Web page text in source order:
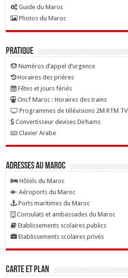
Guide du Maroc
Photos du Maroc
Pratique
Numéros d’appel d’urgence
Horaires des prières
Fêtes et jours fériés
Oncf Maroc : Horaires des trains
Programmes de télévisions 2M RTM TV
Convertisseur devises Dirhams
Clavier Arabe
Adresses au Maroc
Hôtels du Maroc
Aéroports du Maroc
Ports maritimes du Maroc
Consulats et ambassades du Maroc
Etablissements scolaires publics
Etablissements scolaires privés
Carte et Plan